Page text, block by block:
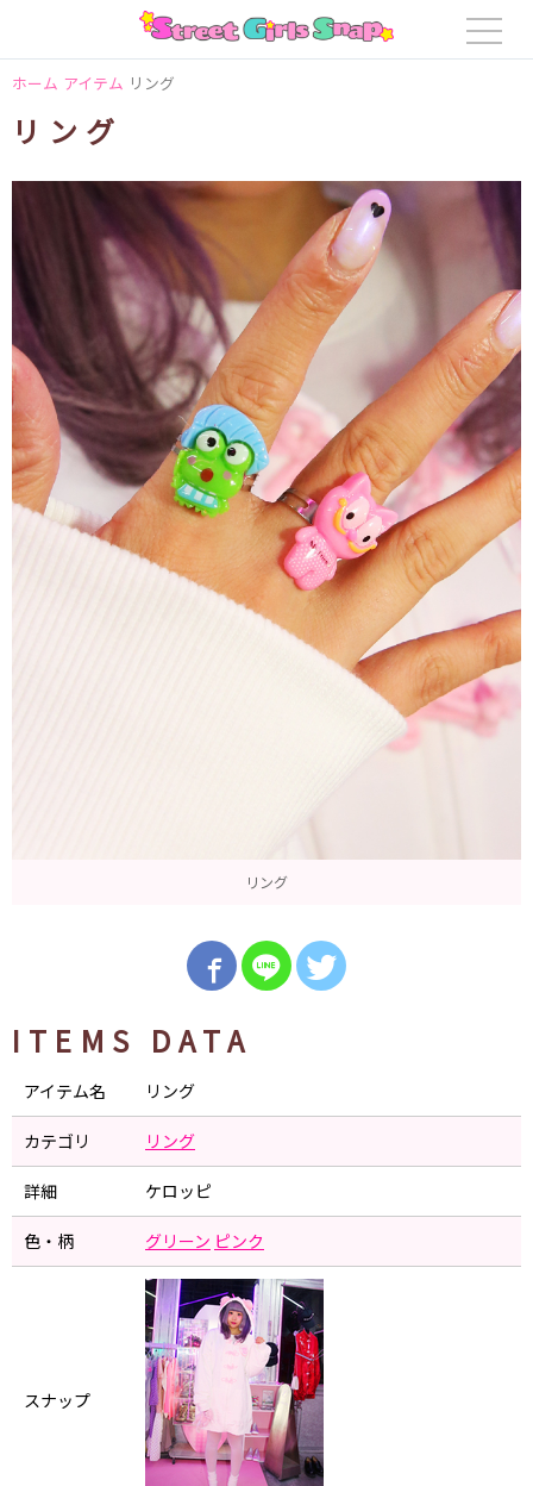
ホーム アイテム リング
リング
リング
ITEMS DATA
アイテム名 リング
カテゴリ リング
詳細 ケロッピ
色・柄 グリーン ピンク
スナップ